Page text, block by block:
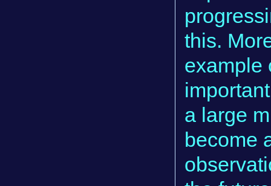
this.
example
a large
become